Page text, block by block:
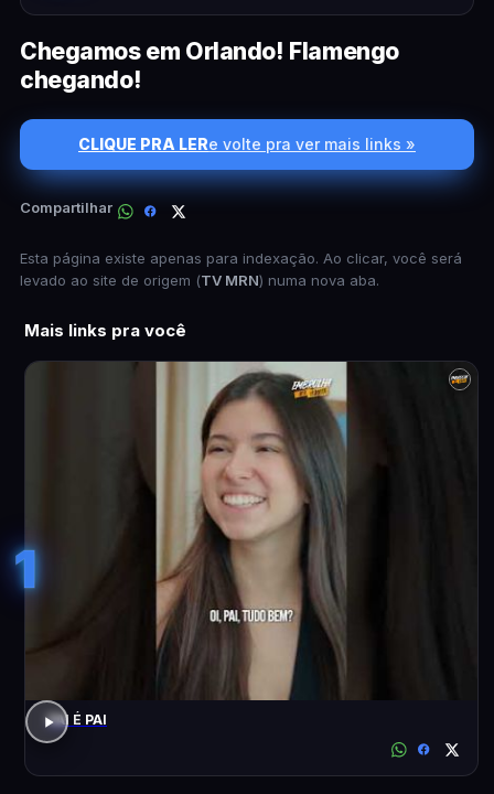
Chegamos em Orlando! Flamengo
chegando!
CLIQUE PRA LERe volte pra ver mais links »
Compartilhar
Esta página existe apenas para indexação. Ao clicar, você será
levado ao site de origem (TV MRN) numa nova aba.
Mais links pra você
1
PAI É PAI